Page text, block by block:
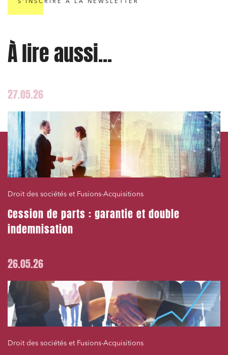
S'INSCRIRE À LA NEWSLETTER
À lire aussi...
27.05.26
Droit des sociétés et Fusions-Acquisitions
Cession de parts : garantie et double
indemnisation
26.05.26
Droit des sociétés et Fusions-Acquisitions